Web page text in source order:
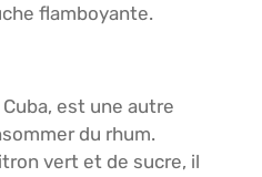
flamboyante.
est une autre
du rhum.
vert et de sucre, il